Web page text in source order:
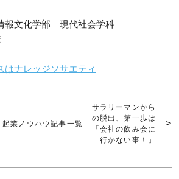
報文化学部 現代社会学科
はナレッジソサエティ
起業ノウハウ記事一覧
サラリーマンから
の脱出、第一歩は
「会社の飲み会に
行かない事！」